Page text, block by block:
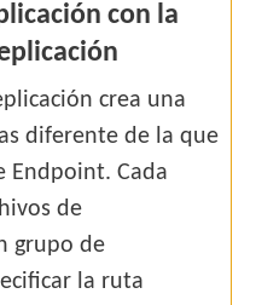
con la
crea una
diferente de la que
Endpoint. Cada
de
grupo de
la ruta